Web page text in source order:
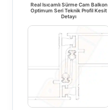
Real Isıcamlı Sürme Cam Balkon
Optimum Seri Teknik Profil Kesit
Detayı